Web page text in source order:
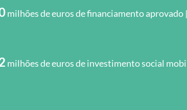
milhões de euros de financiamento aprovado
milhões de euros de investimento social